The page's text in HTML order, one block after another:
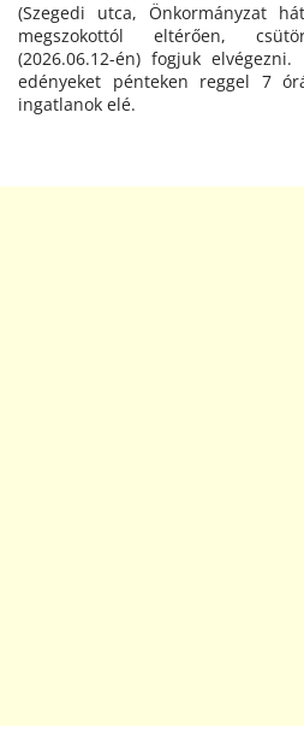
(Szegedi utca, Önkormányzat
megszokottól eltérően,
(2026.06.12-én) fogjuk
edényeket pénteken reggel 7
ingatlanok elé.